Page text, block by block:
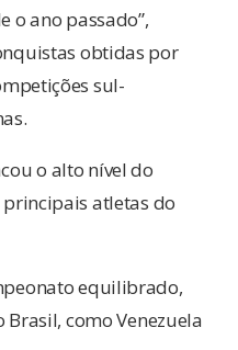
o ano passado”,
obtidas por
sul-
o alto nível do
atletas do
equilibrado,
como Venezuela